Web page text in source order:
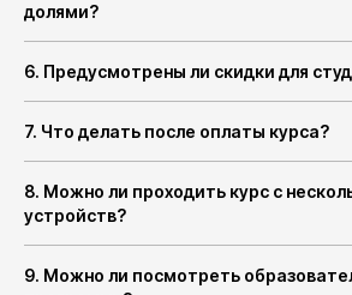
долями?
6. Предусмотрены ли скидки для
7. Что делать после оплаты курса?
8. Можно ли проходить курс с
устройств?
9. Можно ли посмотреть